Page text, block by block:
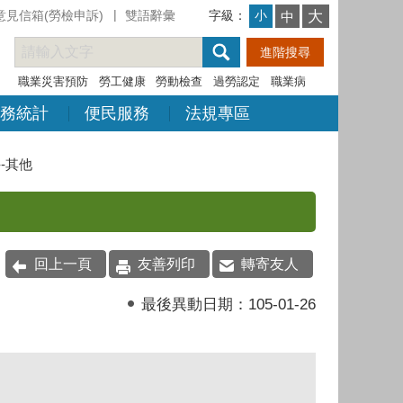
見信箱(勞檢申訴) 雙語辭彙 字級： 小 中 大
職業災害預防 勞工健康 勞動檢查 過勞認定 職業病
統計 便民服務 法規專區
其他
回上一頁 友善列印 轉寄友人
最後異動日期： 105-01-26